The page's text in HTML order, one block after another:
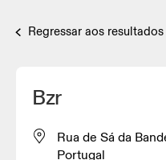
Regressar aos resultados
Bzr
Rua de Sá da
Portugal